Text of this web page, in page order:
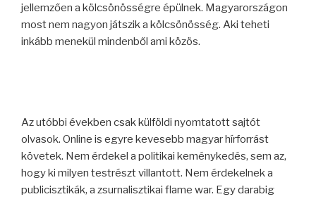
jellemzően a kölcsönösségre épülnek. Magyarországon
most nem nagyon játszik a kölcsönösség. Aki teheti
inkább menekül mindenből ami közös.
Az utóbbi években csak külföldi nyomtatott sajtót
olvasok. Online is egyre kevesebb magyar hírforrást
követek. Nem érdekel a politikai keménykedés, sem az,
hogy ki milyen testrészt villantott. Nem érdekelnek a
publicisztikák, a zsurnalisztikai flame war. Egy darabig